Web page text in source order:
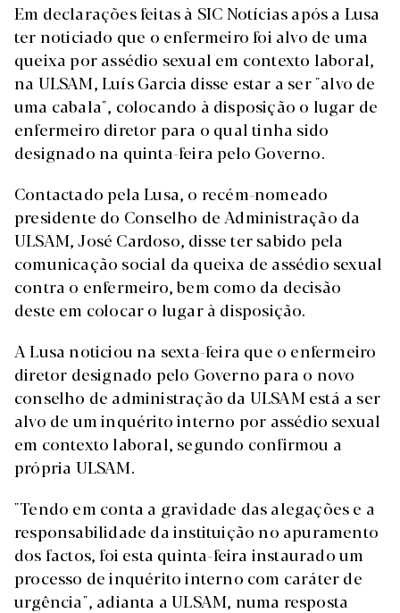
Em declarações feitas à SIC Notícias após a Lusa
ter noticiado que o enfermeiro foi alvo de uma
queixa por assédio sexual em contexto laboral,
na ULSAM, Luís Garcia disse estar a ser "alvo de
uma cabala", colocando à disposição o lugar de
enfermeiro diretor para o qual tinha sido
designado na quinta-feira pelo Governo.
Contactado pela Lusa, o recém-nomeado
presidente do Conselho de Administração da
ULSAM, José Cardoso, disse ter sabido pela
comunicação social da queixa de assédio sexual
contra o enfermeiro, bem como da decisão
deste em colocar o lugar à disposição.
A Lusa noticiou na sexta-feira que o enfermeiro
diretor designado pelo Governo para o novo
conselho de administração da ULSAM está a ser
alvo de um inquérito interno por assédio sexual
em contexto laboral, segundo confirmou a
própria ULSAM.
"Tendo em conta a gravidade das alegações e a
responsabilidade da instituição no apuramento
dos factos, foi esta quinta-feira instaurado um
processo de inquérito interno com caráter de
urgência", adianta a ULSAM, numa resposta